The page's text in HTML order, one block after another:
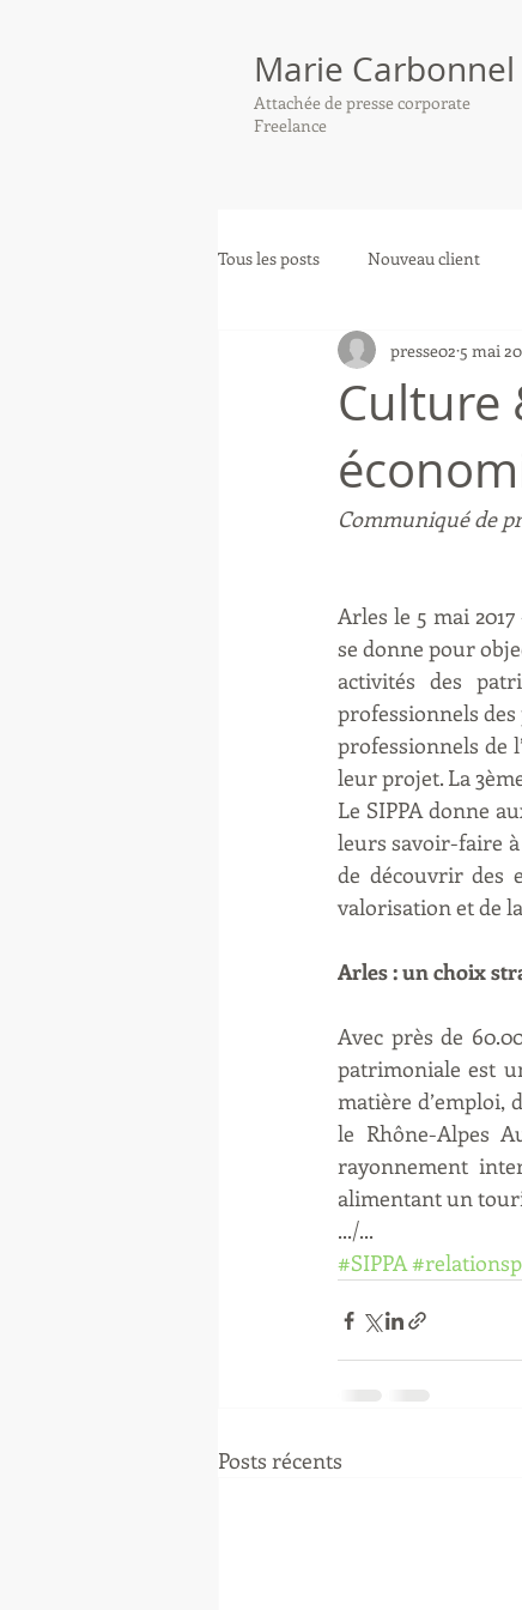
Marie Carbonnel
Attachée de presse corporate
Freelance
Tous les posts Nouveau client
Culture
presse02 5 mai
Communiqué de
Arles le 5 mai
se donne pour
activités des
professionnels
professionnels de
leur projet. La
Le SIPPA donne
leurs savoir-faire
de découvrir des
valorisation et de
Arles : un choix
Avec près de
patrimoniale est
matière d’emploi,
le Rhône-Alpes
rayonnement
alimentant un
.../...
#SIPPA
Posts récents